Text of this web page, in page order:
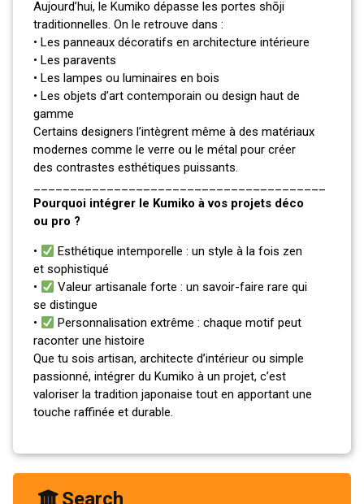
Aujourd’hui, le Kumiko dépasse les portes shōji
traditionnelles. On le retrouve dans :
• Les panneaux décoratifs en architecture intérieure
• Les paravents
• Les lampes ou luminaires en bois
• Les objets d’art contemporain ou design haut de
gamme
Certains designers l’intègrent même à des matériaux
modernes comme le verre ou le métal pour créer
des contrastes esthétiques puissants.
Pourquoi intégrer le Kumiko à vos projets déco
ou pro ?
•
Esthétique intemporelle : un style à la fois zen
et sophistiqué
•
Valeur artisanale forte : un savoir-faire rare qui
se distingue
•
Personnalisation extrême : chaque motif peut
raconter une histoire
Que tu sois artisan, architecte d’intérieur ou simple
passionné, intégrer du Kumiko à un projet, c’est
valoriser la tradition japonaise tout en apportant une
touche raffinée et durable.
Search